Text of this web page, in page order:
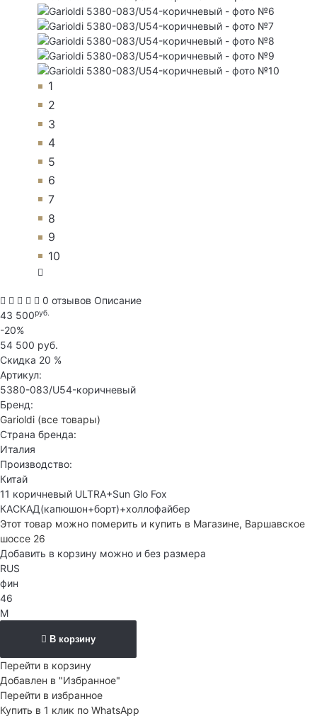
1
2
3
4
5
6
7
8
9
10
0 отзывов Описание
43 500руб.
-20%
54 500 руб.
Скидка 20 %
Артикул:
5380-083/U54-коричневый
Бренд:
Garioldi (все товары)
Страна бренда:
Италия
Производство:
Китай
11 коричневый ULTRA+Sun Glo Fox
КАСКАД(капюшон+борт)+холлофайбер
Этот товар можно померить и купить в Магазине, Варшавское
шоссе 26
Добавить в корзину можно и без размера
RUS
фин
46
M
В корзину
Перейти в корзину
Добавлен в "Избранное"
Перейти в избранное
Купить в 1 клик по WhatsApp